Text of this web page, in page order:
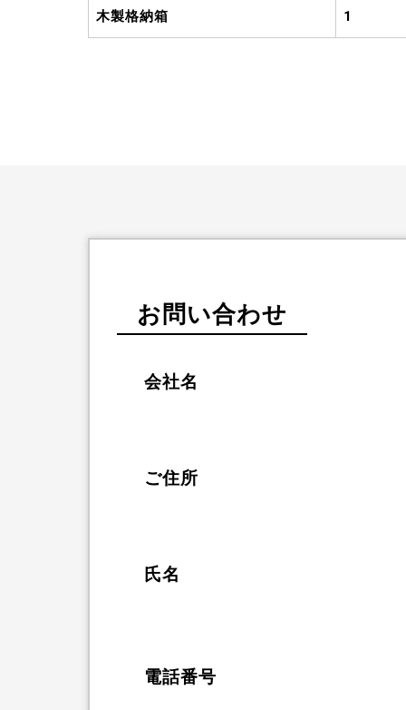
木製格納箱 1
お問い合わせ
会社名
ご住所
氏名
電話番号